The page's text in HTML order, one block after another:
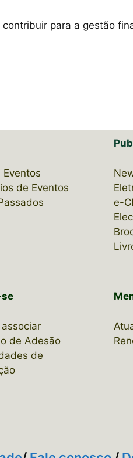
para a gestão
Eventos
de Eventos
e-
de Adesão
de